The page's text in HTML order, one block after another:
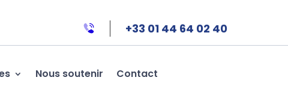
+33 01 44 64 02 40
Nous soutenir Contact